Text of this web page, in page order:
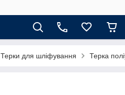
Терки для шліфування Терка